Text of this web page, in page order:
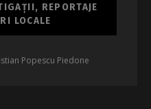
REPORTAJE
LOCALE
Popescu Piedone